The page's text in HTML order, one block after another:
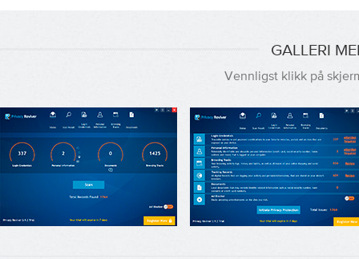
GALLERI
Vennligst klikk på